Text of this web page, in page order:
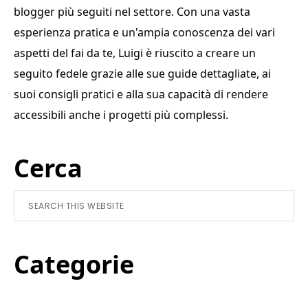
k
blogger più seguiti nel settore. Con una vasta
esperienza pratica e un'ampia conoscenza dei vari
aspetti del fai da te, Luigi è riuscito a creare un
seguito fedele grazie alle sue guide dettagliate, ai
suoi consigli pratici e alla sua capacità di rendere
accessibili anche i progetti più complessi.
Primary
Sidebar
Cerca
Search
this
Categorie